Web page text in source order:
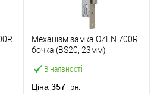
В наявності
Механізм замка OZEN 700R
бочка (BS20, 23мм)
Ціна 357 грн.